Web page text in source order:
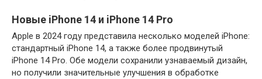
Новые iPhone 14 и iPhone 14 Pro
Apple в 2024 году представила несколько моделей iPhone:
стандартный iPhone 14, а также более продвинутый
iPhone 14 Pro. Обе модели сохранили узнаваемый дизайн,
но получили значительные улучшения в обработке